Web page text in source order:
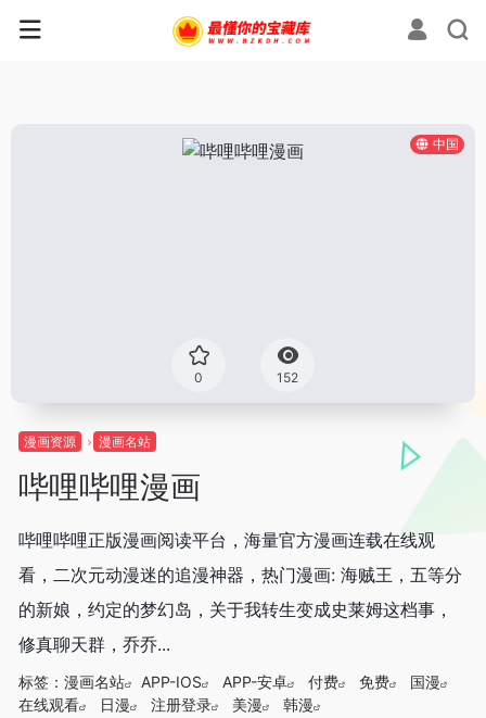
中国
0 152
漫画资源 漫画名站
哔哩哔哩漫画
哔哩哔哩正版漫画阅读平台，海量官方漫画连载在线观
看，二次元动漫迷的追漫神器，热门漫画: 海贼王，五等分
的新娘，约定的梦幻岛，关于我转生变成史莱姆这档事，
修真聊天群，乔乔...
标签： 漫画名站 APP-IOS APP-安卓 付费 免费
国漫
在线观看
日漫 注册登录 美漫
韩漫